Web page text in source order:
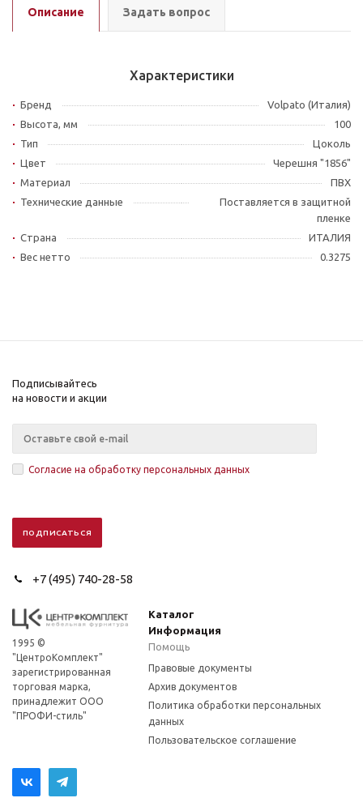
Описание Задать вопрос
Характеристики
Бренд
Volpato (Италия)
Высота, мм
100
Тип
Цоколь
Цвет
Черешня "1856"
Материал
ПВХ
Технические данные
Поставляется в защитной
пленке
Страна
ИТАЛИЯ
Вес нетто
0.3275
Подписывайтесь
на новости и акции
Согласие на обработку персональных данных
+7 (495) 740-28-58
1995 ©
"ЦентроКомплект"
зарегистрированная
торговая марка,
принадлежит ООО
"ПРОФИ-стиль"
Каталог
Информация
Помощь
Правовые документы
Архив документов
Политика обработки персональных
данных
Пользовательское соглашение